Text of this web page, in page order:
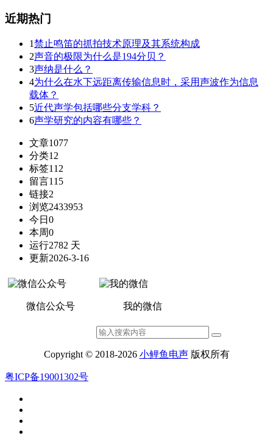
近期热门
1禁止鸣笛的抓拍技术原理及其系统构成
2声音的极限为什么是194分贝？
3声纳是什么？
4为什么在水下远距离传输信息时，采用声波作为信息
载体？
5近代声学包括哪些分支学科？
6声学研究的内容有哪些？
文章1077
分类12
标签112
留言115
链接2
浏览2433953
今日 0
本周0
运行2782 天
更新2026-3-16
微信公众号 我的微信
Copyright © 2018-2026 小鲤鱼电声版权所有
粤ICP备19001302号